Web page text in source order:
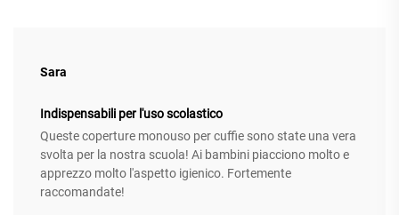
Sara
Indispensabili per l'uso scolastico
Queste coperture monouso per cuffie sono state una vera
svolta per la nostra scuola! Ai bambini piacciono molto e
apprezzo molto l'aspetto igienico. Fortemente
raccomandate!